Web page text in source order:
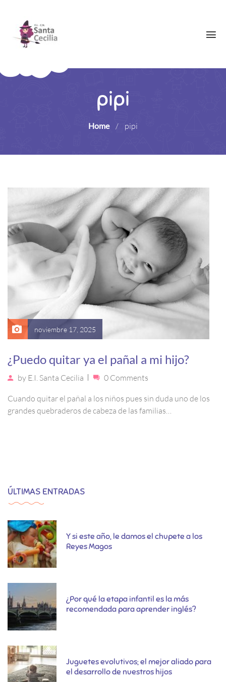
pipi
Home / pipi
noviembre 17, 2025
¿Puedo quitar ya el pañal a mi hijo?
by E.I. Santa Cecilia 0 Comments
Cuando quitar el pañal a los niños pues sin duda uno de los
grandes quebraderos de cabeza de las familias…
ÚLTIMAS ENTRADAS
Y si este año, le damos el chupete a los
Reyes Magos
¿Por qué la etapa infantil es la más
recomendada para aprender inglés?
Juguetes evolutivos; el mejor aliado para
el desarrollo de nuestros hijos